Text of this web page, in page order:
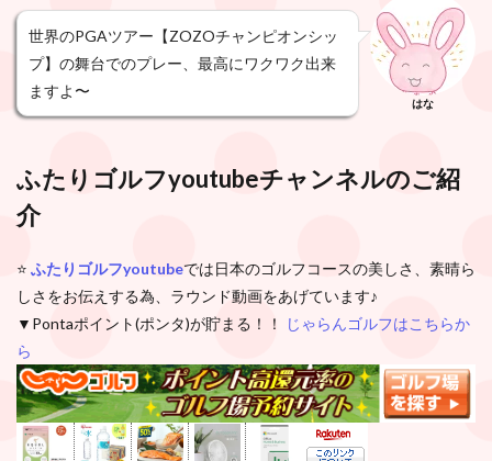
世界のPGAツアー【ZOZOチャンピオンシッ
プ】の舞台でのプレー、最高にワクワク出来
ますよ〜
はな
ふたりゴルフyoutubeチャンネルのご紹
介
⭐️ ふたりゴルフyoutubeでは日本のゴルフコースの美しさ、素晴ら
しさをお伝えする為、ラウンド動画をあげています♪
▼Pontaポイント(ポンタ)が貯まる！！
じゃらんゴルフはこちらか
ら